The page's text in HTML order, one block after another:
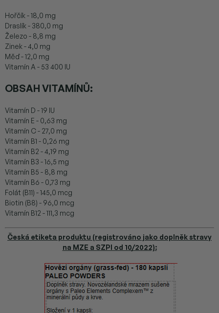
Hořčík - 18,0 mg
Draslík - 380,0 mg
Železo - 8,8 mg
Zinek - 4,0 mg
Měď - 12,0 mg
Vitamín A - 53 400 IU
OBSAH VITAMÍNŮ:
Vitamín D - 19 IU
Vitamín E - 0,63 mg
Vitamín C - 27,0 mg
Vitamín B1 - 0,26 mg
Vitamín B2 - 4,19 mg
Vitamín B3 - 16,5 mg
Vitamín B5 - 8,8 mg
Vitamín B6 - 0,73 mg
Folát (B11) - 145,0 mcg
Biotin (B8) - 96,0 mcg
Vitamín B12 - 111,3 mcg
Česká etiketa produktu (registrováno jako doplněk stravy
na MZE a SZPI od 10/2022):